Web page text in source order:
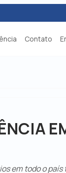
Contato
em todo o